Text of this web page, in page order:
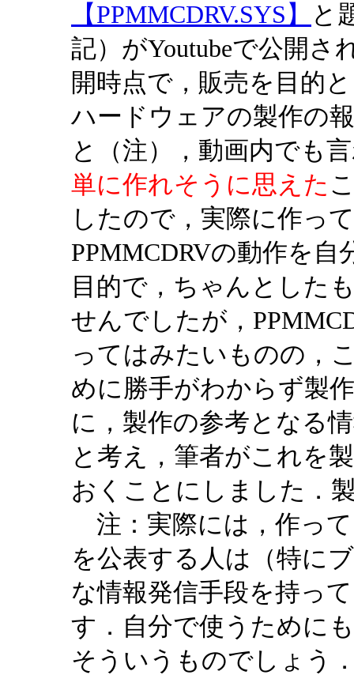
【PPMMCDRV.SYS】
と
記）がYoutubeで公開さ
開時点で，販売を目的
ハードウェアの製作の
と（注），動画内でも
単に作れそうに思えた
したので，実際に作っ
PPMMCDRVの動作を
目的で，ちゃんとした
せんでしたが，
ってはみたいものの，
めに勝手がわからず製
に，製作の参考となる
と考え，筆者がこれを
おくことにしました．
注：実際には，作っ
を公表する人は（特に
な情報発信手段を持っ
す．自分で使うために
そういうものでしょう